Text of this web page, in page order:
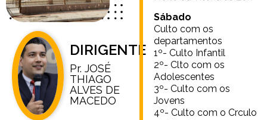
DIRIGENTE
Pr. JOSÉ
THIAGO
ALVES DE
MACEDO
Sábado
Culto com os
departamentos
1º- Culto Infantil
2º- Clto com os
Adolescentes
3º- Culto com os
Jovens
4º- Culto com o Crculo